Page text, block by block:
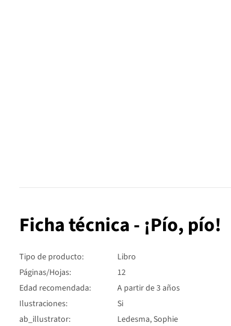
Ficha técnica - ¡Pío, pío!
Tipo de producto:
Libro
Páginas/Hojas:
12
Edad recomendada:
A partir de 3 años
Ilustraciones:
Si
ab_illustrator:
Ledesma, Sophie